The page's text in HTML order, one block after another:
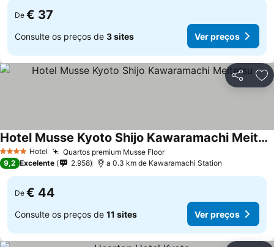
De € 37
Consulte os preços de 3 sites Ver preços
Partilhar
4 EstrelasHotel Quartos premium Musse FloorVer preços
Hotel Musse Kyoto Shijo Kawaramachi Meitetsu
Ver preços
9,2 Excelente 2.958 a 0.3 km de Kawaramachi Station
De € 44
Consulte os preços de 11 sites Ver preços